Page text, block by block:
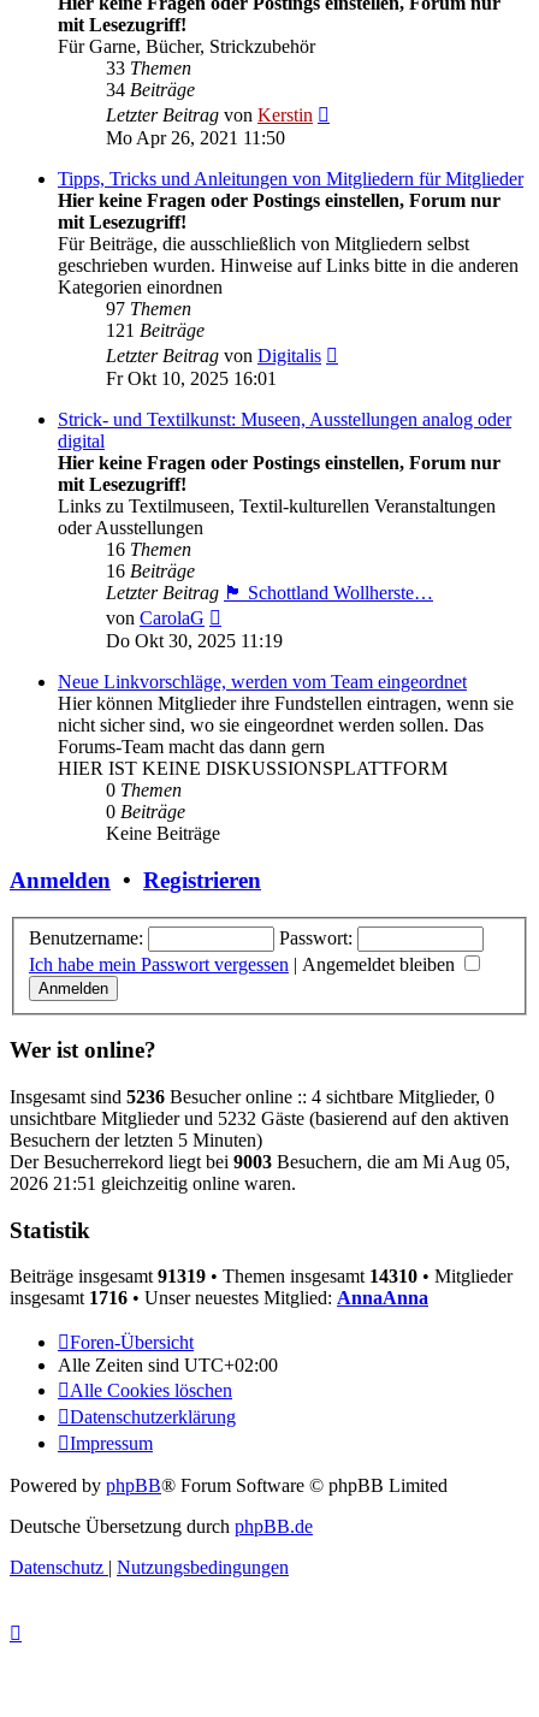
mit Lesezugriff!
Für Garne, Bücher, Strickzubehör
33 Themen
34 Beiträge
Letzter Beitrag von Kerstin
Mo Apr 26, 2021 11:50
Tipps, Tricks und Anleitungen von Mitgliedern für Mitglieder
Hier keine Fragen oder Postings einstellen, Forum nur
mit Lesezugriff!
Für Beiträge, die ausschließlich von Mitgliedern selbst
geschrieben wurden. Hinweise auf Links bitte in die anderen
Kategorien einordnen
97 Themen
121 Beiträge
Letzter Beitrag von Digitalis
Fr Okt 10, 2025 16:01
Strick- und Textilkunst: Museen, Ausstellungen analog oder
digital
Hier keine Fragen oder Postings einstellen, Forum nur
mit Lesezugriff!
Links zu Textilmuseen, Textil-kulturellen Veranstaltungen
oder Ausstellungen
16 Themen
16 Beiträge
Letzter Beitrag 🏴󠁧󠁢󠁳󠁣󠁴󠁿 Schottland Wollherste…
von CarolaG
Beitrag
Do Okt 30, 2025 11:19
Neue Linkvorschläge, werden vom Team eingeordnet
Hier können Mitglieder ihre Fundstellen eintragen, wenn sie
nicht sicher sind, wo sie eingeordnet werden sollen. Das
Forums-Team macht das dann gern
HIER IST KEINE DISKUSSIONSPLATTFORM
0 Themen
0 Beiträge
Keine Beiträge
Anmelden • Registrieren
Benutzername:
Passwort:
Ich habe mein Passwort vergessen | Angemeldet bleiben
Wer ist online?
Insgesamt sind 5236 Besucher online :: 4 sichtbare Mitglieder, 0
unsichtbare Mitglieder und 5232 Gäste (basierend auf den aktiven
Besuchern der letzten 5 Minuten)
Der Besucherrekord liegt bei 9003 Besuchern, die am Mi Aug 05,
2026 21:51 gleichzeitig online waren.
Statistik
Beiträge insgesamt 91319 • Themen insgesamt 14310 • Mitglieder
insgesamt 1716 • Unser neuestes Mitglied: AnnaAnna
Foren-Übersicht
Alle Zeiten sind UTC+02:00
Alle Cookies löschen
Datenschutzerklärung
Impressum
Powered by phpBB® Forum Software © phpBB Limited
Deutsche Übersetzung durch phpBB.de
Datenschutz | Nutzungsbedingungen